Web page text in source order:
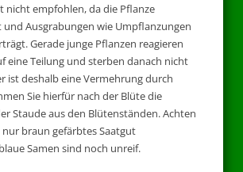
nicht empfohlen, da die Pflanze
Ausgrabungen wie Umpflanzungen
Gerade junge Pflanzen reagieren
eine Teilung und sterben danach nicht
ist deshalb eine Vermehrung durch
Sie hierfür nach der Blüte die
Staude aus den Blütenständen. Achten
nur braun gefärbtes Saatgut
Samen sind noch unreif.